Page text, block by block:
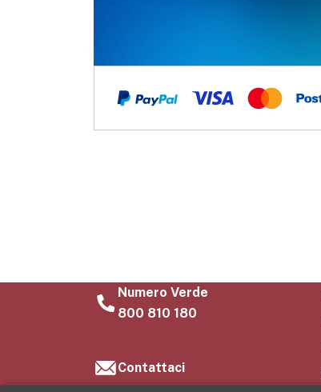
Numero Verde
800 810 180
Contattaci